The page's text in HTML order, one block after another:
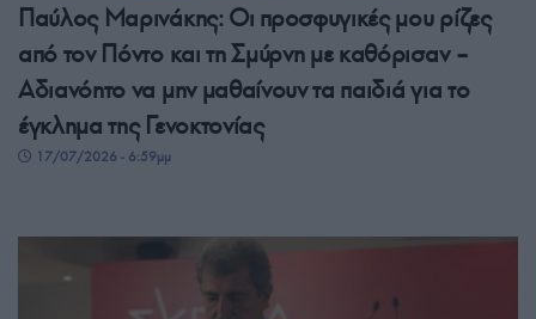
Παύλος Μαρινάκης: Οι προσφυγικές μου ρίζες
από τον Πόντο και τη Σμύρνη με καθόρισαν –
Αδιανόητο να μην μαθαίνουν τα παιδιά για το
έγκλημα της Γενοκτονίας
17/07/2026 - 6:59μμ